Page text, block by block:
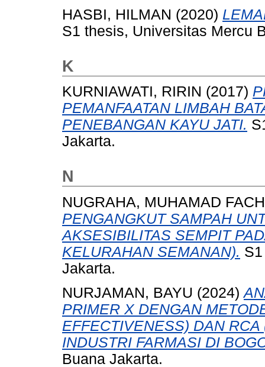
HASBI, HILMAN (2020)
S1 thesis, Universitas Mercu
K
KURNIAWATI, RIRIN (2017)
PEMANFAATAN LIMBAH
PENEBANGAN KAYU JATI.
Jakarta.
N
NUGRAHA, MUHAMAD
PENGANGKUT SAMPAH
AKSESIBILITAS SEMPIT
KELURAHAN SEMANAN).
Jakarta.
NURJAMAN, BAYU (2024)
PRIMER X DENGAN
EFFECTIVENESS) DAN
INDUSTRI FARMASI DI
Buana Jakarta.